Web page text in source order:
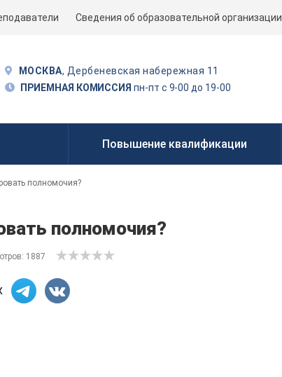
Сведения об образовательной организации
МОСКВА, Дербеневская набережная 11
ПРИЕМНАЯ КОМИССИЯ пн-пт с 9-00 до 19-00
Повышение квалификации
полномочия?
полномочия?
1887